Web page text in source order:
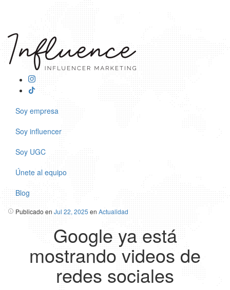
Soy empresa
Soy influencer
Soy UGC
Únete al equipo
Blog
Publicado en Jul 22, 2025 en Actualidad
Google ya está
mostrando videos de
redes sociales